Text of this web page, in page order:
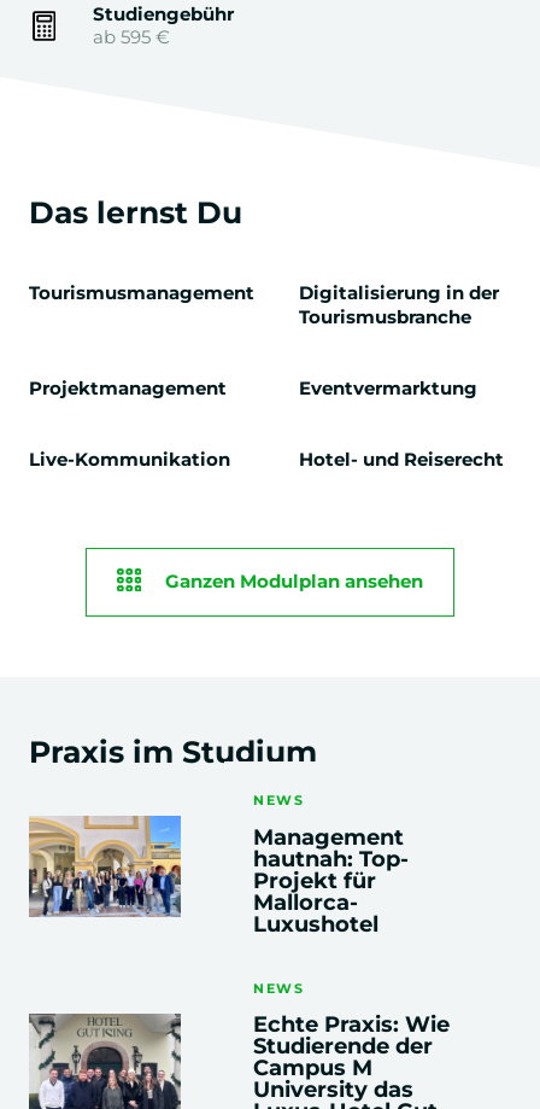
Studiengebühr
ab 595 €
Das lernst Du
Tourismusmanagement
Digitalisierung in der
Tourismusbranche
Projektmanagement Eventvermarktung
Live-Kommunikation Hotel- und Reiserecht
Ganzen Modulplan ansehen
PROFILIERUNG GRUNDMODULE
Scientific Skills
Belegarbeit mit Thema Tourismus
Projekt-Konzept Sportreise
Business English
Praxis im Studium
NEWS
Management
hautnah: Top-
Projekt für
Mallorca-
Luxushotel
NEWS
Echte Praxis: Wie
Studierende der
Campus M
University das